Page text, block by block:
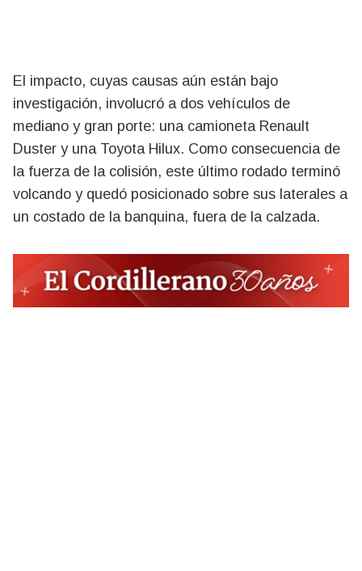
El impacto, cuyas causas aún están bajo
investigación, involucró a dos vehículos de
mediano y gran porte: una camioneta Renault
Duster y una Toyota Hilux. Como consecuencia de
la fuerza de la colisión, este último rodado terminó
volcando y quedó posicionado sobre sus laterales a
un costado de la banquina, fuera de la calzada.